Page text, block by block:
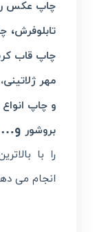
چاپ عکس
تابلوفرش،
چاپ قاب
مهر
و چاپ انواع
بروشور
را با
انجام می